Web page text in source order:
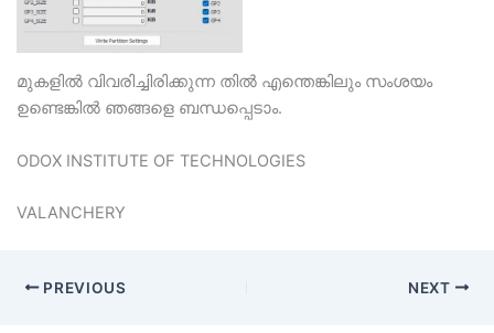
മുകളില്‍ വിവരിച്ചിരിക്കുന്ന തില്‍ എന്തെങ്കിലും സംശയം
ഉണ്ടെങ്കില്‍ ഞങ്ങളെ ബന്ധപ്പെടാം.
ODOX INSTITUTE OF TECHNOLOGIES
VALANCHERY
PREVIOUS NEXT